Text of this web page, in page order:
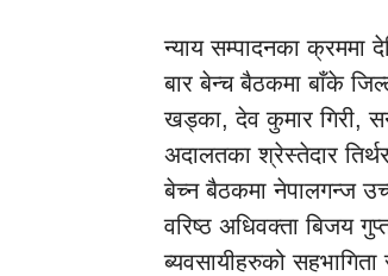
न्याय सम्पादनका क्रममा
बार बेन्च बैठकमा बाँके
खड्का, देव कुमार गिरी,
अदालतका श्रेस्तेदार
बेच्न बैठकमा नेपालगन्ज
वरिष्ठ अधिवक्ता बिजय
ब्यवसायीहरुको सहभागिता